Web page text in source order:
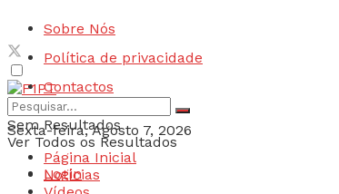
Sobre Nós
Política de privacidade
Contactos
Sexta-feira, Agosto 7, 2026
Login
Sem Resultados
Ver Todos os Resultados
Página Inicial
Notícias